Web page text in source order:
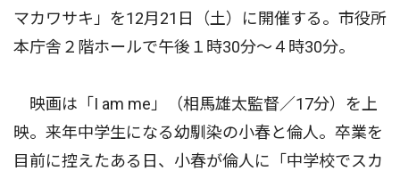
マカワサキ」を12月21日（土）に開催する。市役所
本庁舎２階ホールで午後１時30分〜４時30分。
映画は「I am me」（相馬雄太監督／17分）を上
映。来年中学生になる幼馴染の小春と倫人。卒業を
目前に控えたある日、小春が倫人に「中学校でスカ